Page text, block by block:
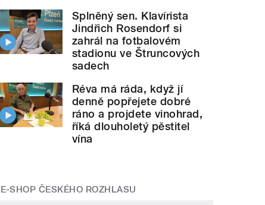
Splněný sen. Klavírista
Jindřich Rosendorf si
zahrál na fotbalovém
stadionu ve Štruncových
sadech
Réva má ráda, když jí
denně popřejete dobré
ráno a projdete vinohrad,
říká dlouholetý pěstitel
vína
E-SHOP ČESKÉHO ROZHLASU